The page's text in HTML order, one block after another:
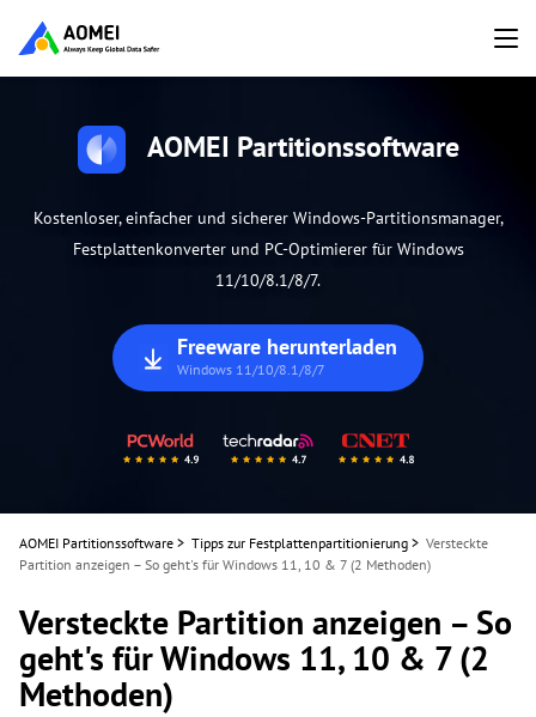
AOMEI Partitionssoftware
Kostenloser, einfacher und sicherer Windows-Partitionsmanager,
Festplattenkonverter und PC-Optimierer für Windows
11/10/8.1/8/7.
Freeware herunterladen
Windows 11/10/8.1/8/7
AOMEI Partitionssoftware > Tipps zur Festplattenpartitionierung > Versteckte
Partition anzeigen – So geht's für Windows 11, 10 & 7 (2 Methoden)
Versteckte Partition anzeigen – So
geht's für Windows 11, 10 & 7 (2
Methoden)